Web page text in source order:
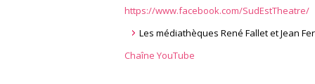
https://www.facebook.com/SudEstTheatre/
Les médiathèques René Fallet et Jean
Chaîne YouTube